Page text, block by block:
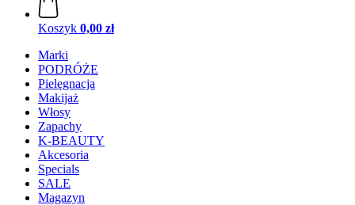
Koszyk 0,00 zł
Marki
PODRÓŻE
Pielęgnacja
Makijaż
Włosy
Zapachy
K-BEAUTY
Akcesoria
Specials
SALE
Magazyn